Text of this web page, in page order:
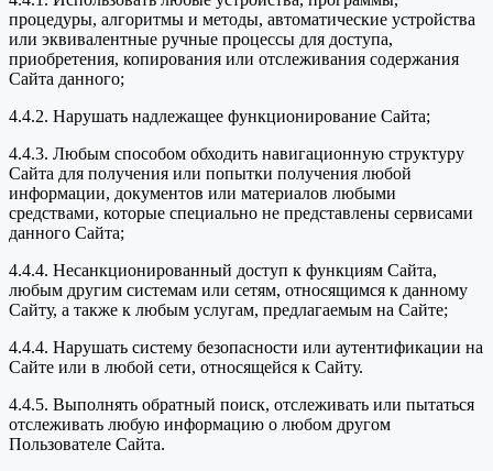
процедуры, алгоритмы и методы, автоматические устройства
или эквивалентные ручные процессы для доступа,
приобретения, копирования или отслеживания содержания
Сайта данного;
4.4.2. Нарушать надлежащее функционирование Сайта;
4.4.3. Любым способом обходить навигационную структуру
Сайта для получения или попытки получения любой
информации, документов или материалов любыми
средствами, которые специально не представлены сервисами
данного Сайта;
4.4.4. Несанкционированный доступ к функциям Сайта,
любым другим системам или сетям, относящимся к данному
Сайту, а также к любым услугам, предлагаемым на Сайте;
4.4.4. Нарушать систему безопасности или аутентификации на
Сайте или в любой сети, относящейся к Сайту.
4.4.5. Выполнять обратный поиск, отслеживать или пытаться
отслеживать любую информацию о любом другом
Пользователе Сайта.